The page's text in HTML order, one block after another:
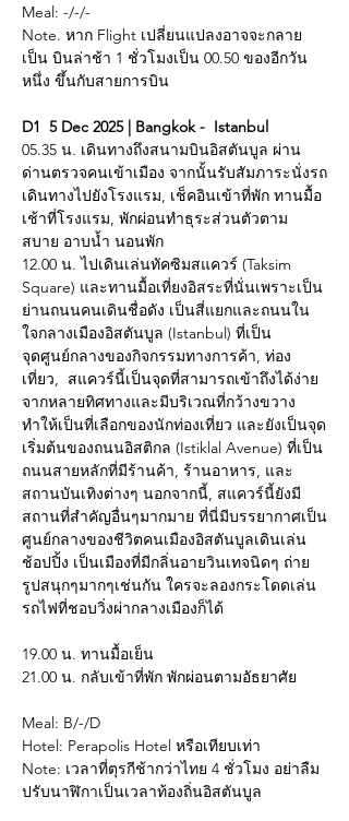
Meal: -/-/-
Note. หาก Flight เปลี่ยนแปลงอาจจะกลาย
เป็น บินล่าช้า 1 ชั่วโมงเป็น 00.50 ของอีกวัน
หนึ่ง ขึ้นกับสายการบิน
D1  5 Dec 2025 | Bangkok -  Istanbul
05.35 น. เดินทางถึงสนามบินอิสตันบูล ผ่าน
ด่านตรวจคนเข้าเมือง จากนั้นรับสัมภาระนั่งรถ
เดินทางไปยังโรงแรม, เช็คอินเข้าที่พัก ทานมื้อ
เช้าที่โรงแรม, พักผ่อนทำธุระส่วนตัวตาม
สบาย อาบน้ำ นอนพัก
12.00 น. ไปเดินเล่นทัคซิมสแควร์ (Taksim
Square) และทานมื้อเที่ยงอิสระที่นั่นเพราะเป็น
ย่านถนนคนเดินชื่อดัง เป็นสี่แยกและถนนใน
ใจกลางเมืองอิสตันบูล (Istanbul) ที่เป็น
จุดศูนย์กลางของกิจกรรมทางการค้า, ท่อง
เที่ยว,  สแควร์นี้เป็นจุดที่สามารถเข้าถึงได้ง่าย
จากหลายทิศทางและมีบริเวณที่กว้างขวาง
ทำให้เป็นที่เลือกของนักท่องเที่ยว และยังเป็นจุด
เริ่มต้นของถนนอิสติกล (Istiklal Avenue) ที่เป็น
ถนนสายหลักที่มีร้านค้า, ร้านอาหาร, และ
สถานบันเทิงต่างๆ นอกจากนี้, สแควร์นี้ยังมี
สถานที่สำคัญอื่นๆมากมาย ที่นี่มีบรรยากาศเป็น
ศูนย์กลางของชีวิตคนเมืองอิสตันบูลเดินเล่น
ช้อปปิ้ง เป็นเมืองที่มีกลิ่นอายวินเทจนิดๆ ถ่าย
รูปสนุกๆมากๆเช่นกัน ใครจะลองกระโดดเล่น
รถไฟที่ชอบวิ่งผ่ากลางเมืองก็ได้
19.00 น. ทานมื้อเย็น
21.00 น. กลับเข้าที่พัก พักผ่อนตามอัธยาศัย
Meal: B/-/D
Hotel: Perapolis Hotel หรือเทียบเท่า
Note: เวลาที่ตุรกีช้ากว่าไทย 4 ชั่วโมง อย่าลืม
ปรับนาฬิกาเป็นเวลาท้องถิ่นอิสตันบูล